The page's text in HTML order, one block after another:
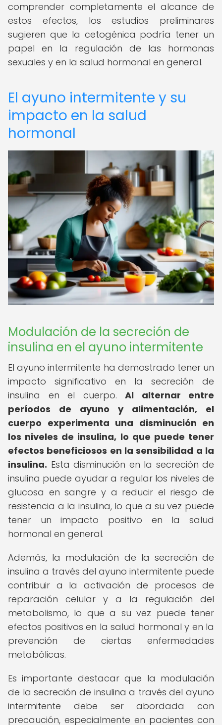
comprender completamente el alcance de
estos efectos, los estudios preliminares
sugieren que la cetogénica podría tener un
papel en la regulación de las hormonas
sexuales y en la salud hormonal en general.
El ayuno intermitente y su
impacto en la salud
hormonal
Modulación de la secreción de
insulina en el ayuno intermitente
El ayuno intermitente ha demostrado tener un
impacto significativo en la secreción de
insulina en el cuerpo. Al alternar entre
períodos de ayuno y alimentación, el
cuerpo experimenta una disminución en
los niveles de insulina, lo que puede tener
efectos beneficiosos en la sensibilidad a la
insulina. Esta disminución en la secreción de
insulina puede ayudar a regular los niveles de
glucosa en sangre y a reducir el riesgo de
resistencia a la insulina, lo que a su vez puede
tener un impacto positivo en la salud
hormonal en general.
Además, la modulación de la secreción de
insulina a través del ayuno intermitente puede
contribuir a la activación de procesos de
reparación celular y a la regulación del
metabolismo, lo que a su vez puede tener
efectos positivos en la salud hormonal y en la
prevención de ciertas enfermedades
metabólicas.
Es importante destacar que la modulación
de la secreción de insulina a través del ayuno
intermitente debe ser abordada con
precaución, especialmente en pacientes con